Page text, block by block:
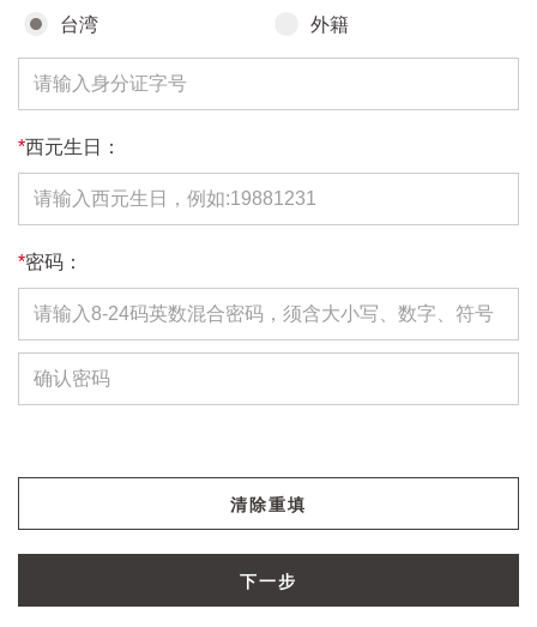
台湾 外籍
*西元生日：
*密码：